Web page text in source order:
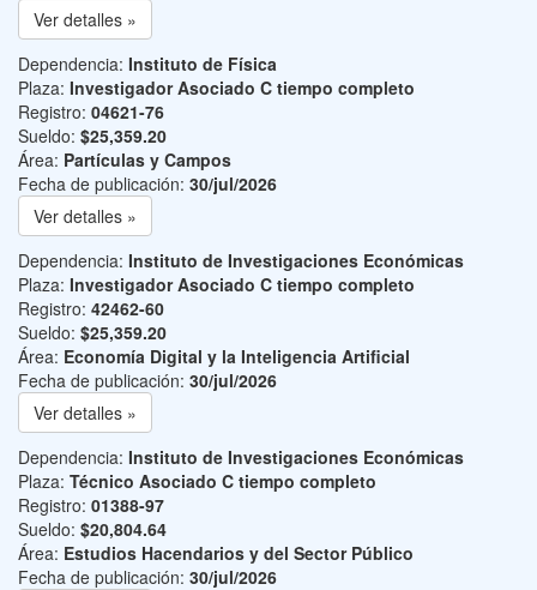
Ver detalles »
Dependencia: Instituto de Física
Plaza: Investigador Asociado C tiempo completo
Registro: 04621-76
Sueldo: $25,359.20
Área: Partículas y Campos
Fecha de publicación: 30/jul/2026
Ver detalles »
Dependencia: Instituto de Investigaciones Económicas
Plaza: Investigador Asociado C tiempo completo
Registro: 42462-60
Sueldo: $25,359.20
Área: Economía Digital y la Inteligencia Artificial
Fecha de publicación: 30/jul/2026
Ver detalles »
Dependencia: Instituto de Investigaciones Económicas
Plaza: Técnico Asociado C tiempo completo
Registro: 01388-97
Sueldo: $20,804.64
Área: Estudios Hacendarios y del Sector Público
Fecha de publicación: 30/jul/2026